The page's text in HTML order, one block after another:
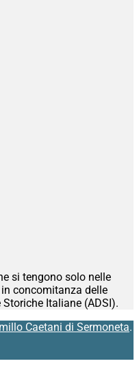
si tengono solo nelle
concomitanza delle
Italiane (ADSI).
Caetani di Sermoneta.